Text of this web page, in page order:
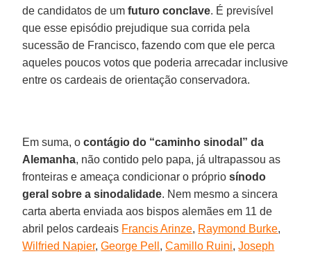
de candidatos de umfuturo conclave. É previsível
que esse episódio prejudique sua corrida pela
sucessão de Francisco, fazendo com que ele perca
aqueles poucos votos que poderia arrecadar inclusive
entre os cardeais de orientação conservadora.
Em suma, ocontágio do “caminho sinodal” da
Alemanha, não contido pelo papa, já ultrapassou as
fronteiras e ameaça condicionar o própriosínodo
geral sobre a sinodalidade. Nem mesmo a sincera
carta aberta enviada aos bispos alemães em 11 de
abril pelos cardeais Francis Arinze, Raymond Burke,
Wilfried Napier,George Pell ,Camillo Ruini,Joseph